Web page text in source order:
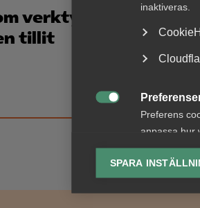
inaktiveras.
Preferens
anpassa hur
lagring av

Analys-
SPARA
verktyg
tillit
Debatt:
valfrihet
resultat